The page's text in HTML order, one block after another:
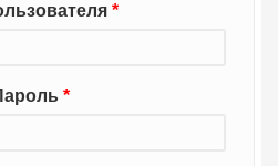
*
*